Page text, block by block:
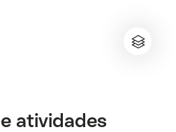
atividades